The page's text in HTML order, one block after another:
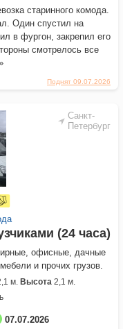
Поднят 09.07.2026
старинного комода.
Один спустил на
в фургон, закрепил его
смотрелось все
Санкт-
Петербург
(24 часа)
офисные, дачные
и прочих грузов.
м. Высота 2,1 м.
07.07.2026